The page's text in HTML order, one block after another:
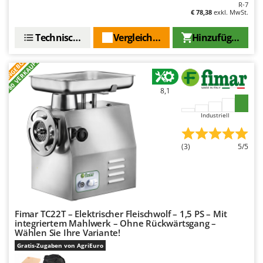
Trev - Abrek - TecnoVIR
Trotec
Troy-Bilt
Udor
Unger
Volpi
W
Waldner
Weber
R-7
€ 78,38 exkl. MwSt.
Hinzufügen
Vergleichen Sie
Technische Daten
ANGEBOT
+80 VERKAUFT 8,1
Industriell
(3) 5/5
Fimar TC22T – Elektrischer Fleischwolf – 1,5 PS – Mit
integriertem Mahlwerk – Ohne Rückwärtsgang –
Wählen Sie Ihre Variante!
Gratis-Zugaben von AgriEuro